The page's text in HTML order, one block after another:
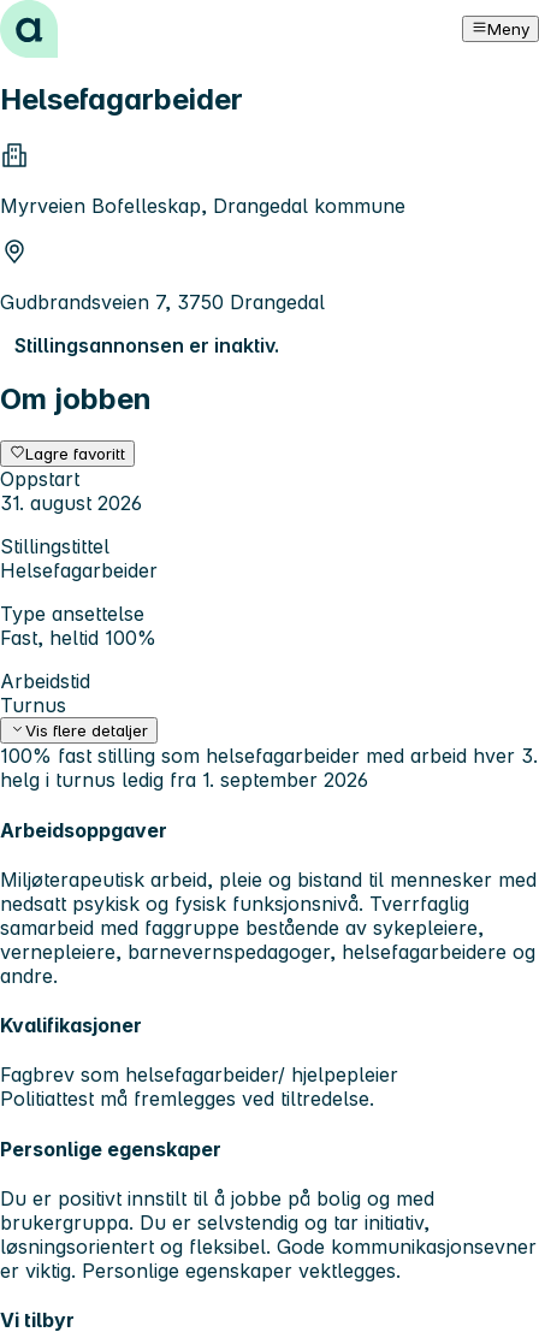
Hopp til innhold Meny
Helsefagarbeider
Myrveien Bofelleskap, Drangedal kommune
Gudbrandsveien 7, 3750 Drangedal
Stillingsannonsen er inaktiv.
Om jobben
Lagre favoritt
Oppstart
31. august 2026
Stillingstittel
Helsefagarbeider
Type ansettelse
Fast, heltid 100%
Arbeidstid
Turnus
Vis flere detaljer
100% fast stilling som helsefagarbeider med arbeid hver 3.
helg i turnus ledig fra 1. september 2026
Arbeidsoppgaver
Miljøterapeutisk arbeid, pleie og bistand til mennesker med
nedsatt psykisk og fysisk funksjonsnivå. Tverrfaglig
samarbeid med faggruppe bestående av sykepleiere,
vernepleiere, barnevernspedagoger, helsefagarbeidere og
andre.
Kvalifikasjoner
Fagbrev som helsefagarbeider/ hjelpepleier
Politiattest må fremlegges ved tiltredelse.
Personlige egenskaper
Du er positivt innstilt til å jobbe på bolig og med
brukergruppa. Du er selvstendig og tar initiativ,
løsningsorientert og fleksibel. Gode kommunikasjonsevner
er viktig. Personlige egenskaper vektlegges.
Vi tilbyr